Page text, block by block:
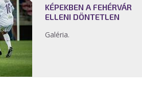
KÉPEKBEN A FEHÉRVÁR
ELLENI DÖNTETLEN
Galéria.